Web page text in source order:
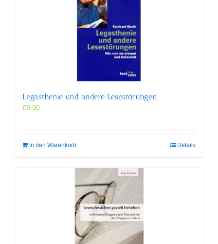
Legasthenie und andere Lesestörungen
€9,90
In den Warenkorb Details